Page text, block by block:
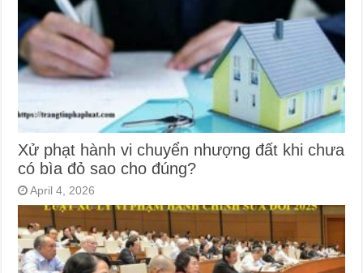
Xử phạt hành vi chuyển nhượng đất khi chưa
có bìa đỏ sao cho đúng?
April 4, 2026